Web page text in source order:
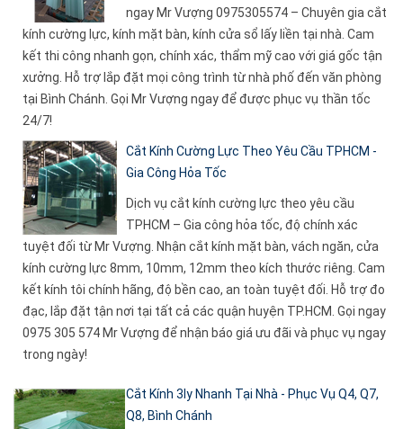
ngay Mr Vượng 0975305574 – Chuyên gia cắt
kính cường lực, kính mặt bàn, kính cửa sổ lấy liền tại nhà. Cam
kết thi công nhanh gọn, chính xác, thẩm mỹ cao với giá gốc tận
xưởng. Hỗ trợ lắp đặt mọi công trình từ nhà phố đến văn phòng
tại Bình Chánh. Gọi Mr Vượng ngay để được phục vụ thần tốc
24/7!
Cắt Kính Cường Lực Theo Yêu Cầu TPHCM -
Gia Công Hỏa Tốc
Dịch vụ cắt kính cường lực theo yêu cầu
TPHCM – Gia công hỏa tốc, độ chính xác
tuyệt đối từ Mr Vượng. Nhận cắt kính mặt bàn, vách ngăn, cửa
kính cường lực 8mm, 10mm, 12mm theo kích thước riêng. Cam
kết kính tôi chính hãng, độ bền cao, an toàn tuyệt đối. Hỗ trợ đo
đạc, lắp đặt tận nơi tại tất cả các quận huyện TP.HCM. Gọi ngay
0975 305 574 Mr Vượng để nhận báo giá ưu đãi và phục vụ ngay
trong ngày!
Cắt Kính 3ly Nhanh Tại Nhà - Phục Vụ Q4, Q7,
Q8, Bình Chánh